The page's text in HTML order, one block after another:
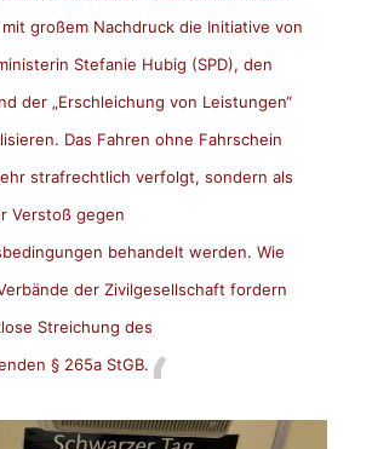
großem Nachdruck die Initiative von
Stefanie Hubig (SPD), den
der „Erschleichung von Leistungen“
Das Fahren ohne Fahrschein
strafrechtlich verfolgt, sondern als
Verstoß gegen
behandelt werden. Wie
der Zivilgesellschaft fordern
Streichung des
§ 265a StGB.